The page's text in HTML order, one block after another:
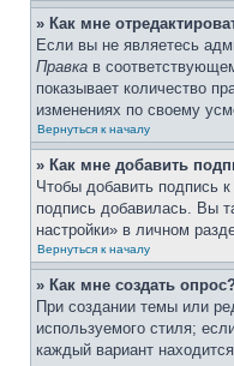
» Как мне
Если вы не являетесь
Правка в
показывает количество
изменениях по своему
Вернуться к началу
» Как мне добавить
Чтобы добавить подпись
подпись добавилась. Вы
настройки» в личном
Вернуться к началу
» Как мне создать опрос?
При создании темы или
используемого стиля;
каждый вариант